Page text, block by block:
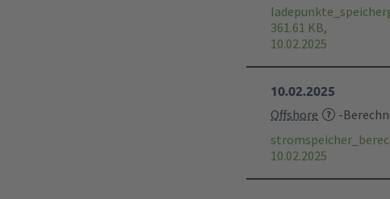
361.61 KB,
10.02.2025
10.02.2025
Offshore
-
10.02.2025